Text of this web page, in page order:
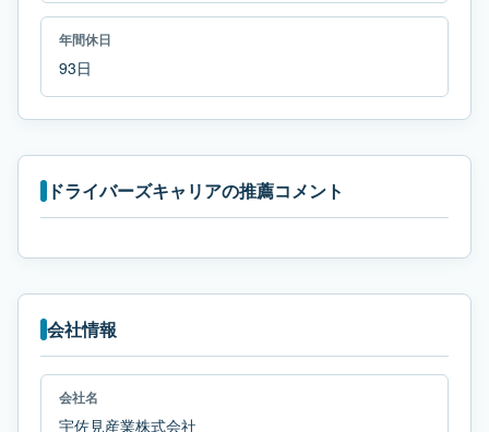
年間休日
93日
ドライバーズキャリアの推薦コメント
会社情報
会社名
宇佐見産業株式会社